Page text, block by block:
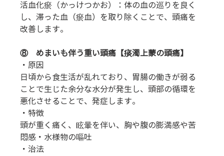
活血化瘀（かっけつかお）：体の血の巡りを良く
し、滞った血（瘀血）を取り除くことで、頭痛を
改善します。
⑧    めまいも伴う重い頭痛【痰濁上蒙の頭痛】
・原因
日頃から食生活が乱れており、胃腸の働きが弱る
ことで生じた余分な水分が発生し、頭部の循環を
悪化させることで、発症します。
・特徴
頭が重く痛く、眩暈を伴い、胸や腹の膨満感や苦
悶感・水様物の嘔吐
・治法